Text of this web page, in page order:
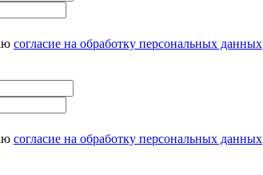
согласие на обработку персональных данных
согласие на обработку персональных данных